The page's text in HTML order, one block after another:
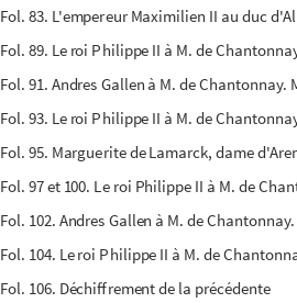
Fol. 83. L'empereur Maximilien II au duc
Fol. 89. Le roi Philippe II à M. de
Fol. 91. Andres Gallen à M. de Chantonnay.
Fol. 93. Le roi Philippe II à M. de
Fol. 95. Marguerite de Lamarck, dame
Fol. 97 et 100. Le roi Philippe II à M. de
Fol. 102. Andres Gallen à M. de
Fol. 104. Le roi Philippe II à M. de
Fol. 106. Déchiffrement de la précédente